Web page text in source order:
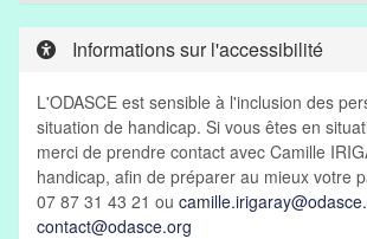
Informations sur l'accessibilité
L'ODASCE est sensible à l'inclusion des
situation de handicap. Si vous êtes en
merci de prendre contact avec Camille
handicap, afin de préparer au mieux votre
07 87 31 43 21 ou
contact@odasce.org